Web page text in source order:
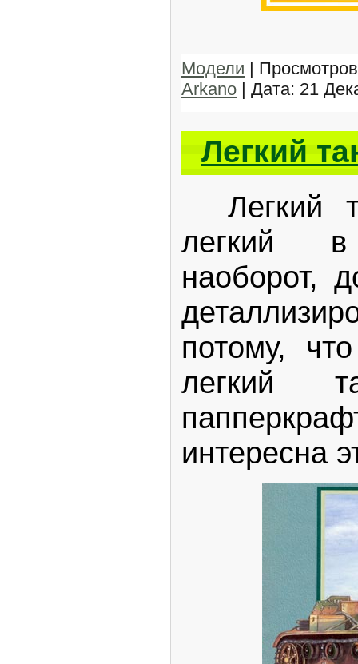
Модели |
Arkano | Дата: 21
Легкий
Легкий
легкий
наоборот,
потому,
легкий
интересна